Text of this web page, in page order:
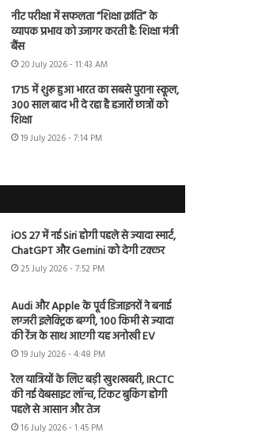
नीट परीक्षा में सफलता “शिक्षा क्रांति” के
व्यापक प्रभाव को उजागर करती है: शिक्षा मंत्री
बैंस
20 July 2026 - 11:43 AM
1715 में शुरू हुआ भारत का सबसे पुराना स्कूल,
300 साल बाद भी दे रहा है हजारों छात्रों को
शिक्षा
19 July 2026 - 7:14 PM
iOS 27 में नई Siri होगी पहले से ज्यादा स्मार्ट,
ChatGPT और Gemini को देगी टक्कर
25 July 2026 - 7:52 PM
Audi और Apple के पूर्व डिजाइनरों ने बनाई
लग्जरी इलेक्ट्रिक बग्गी, 100 किमी से ज्यादा
की रेंज के साथ आएगी यह अनोखी EV
19 July 2026 - 4:48 PM
रेल यात्रियों के लिए बड़ी खुशखबरी, IRCTC
की नई वेबसाइट लॉन्च, टिकट बुकिंग होगी
पहले से आसान और तेज
16 July 2026 - 1:45 PM